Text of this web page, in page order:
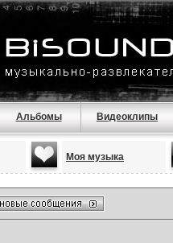
Альбомы Видеоклипы
Моя музыка